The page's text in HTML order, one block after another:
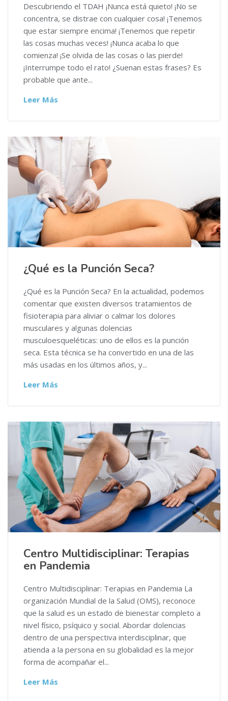
Descubriendo el TDAH ¡Nunca está quieto! ¡No se
concentra, se distrae con cualquier cosa! ¡Tenemos
que estar siempre encima! ¡Tenemos que repetir
las cosas muchas veces! ¡Nunca acaba lo que
comienza! ¡Se olvida de las cosas o las pierde!
¡Interrumpe todo el rato! ¿Suenan estas frases? Es
probable que ante...
Leer Más
¿Qué es la Punción Seca?
¿Qué es la Punción Seca? En la actualidad, podemos
comentar que existen diversos tratamientos de
fisioterapia para aliviar o calmar los dolores
musculares y algunas dolencias
musculoesqueléticas: uno de ellos es la punción
seca. Esta técnica se ha convertido en una de las
más usadas en los últimos años, y...
Leer Más
Centro Multidisciplinar: Terapias
en Pandemia
Centro Multidisciplinar: Terapias en Pandemia La
organización Mundial de la Salud (OMS), reconoce
que la salud es un estado de bienestar completo a
nivel físico, psíquico y social. Abordar dolencias
dentro de una perspectiva interdisciplinar, que
atienda a la persona en su globalidad es la mejor
forma de acompañar el...
Leer Más